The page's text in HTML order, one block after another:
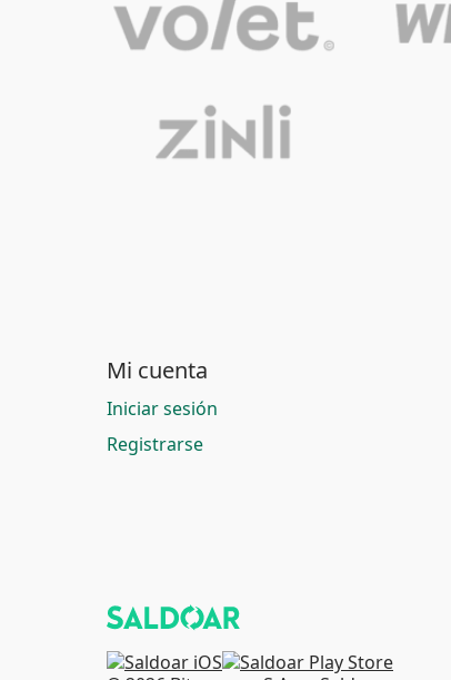
Mi cuenta
Iniciar sesión
Registrarse